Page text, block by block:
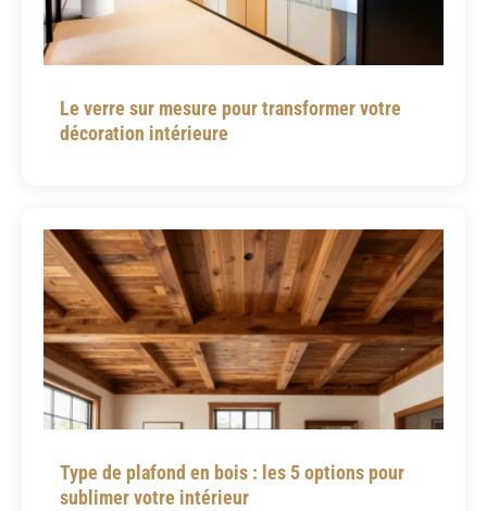
Le verre sur mesure pour transformer votre
décoration intérieure
Type de plafond en bois : les 5 options pour
sublimer votre intérieur